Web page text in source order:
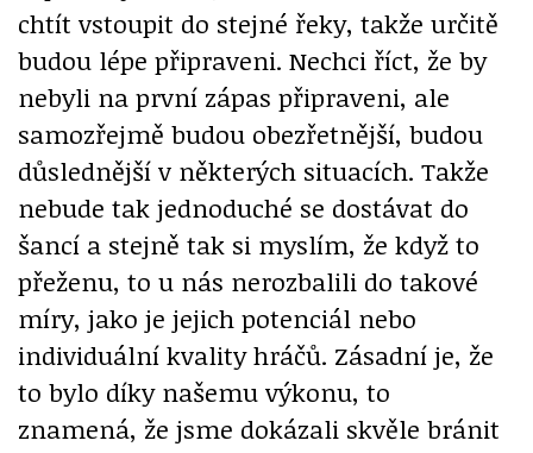
chtít vstoupit do stejné řeky, takže určitě
budou lépe připraveni. Nechci říct, že by
nebyli na první zápas připraveni, ale
samozřejmě budou obezřetnější, budou
důslednější v některých situacích. Takže
nebude tak jednoduché se dostávat do
šancí a stejně tak si myslím, že když to
přeženu, to u nás nerozbalili do takové
míry, jako je jejich potenciál nebo
individuální kvality hráčů. Zásadní je, že
to bylo díky našemu výkonu, to
znamená, že jsme dokázali skvěle bránit